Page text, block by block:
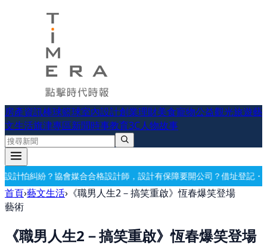
房產資訊棒球籃球室內設計創業理財美食寵物公益觀光旅遊藝
文生活旗津專區新聞時事教育3C人物故事
設計師，設計有保障要開公司？借址登記・公司設立・工商登記一次
首頁›藝文生活› 《職男人生2－搞笑重啟》恆春爆笑登場
藝術
《職男人生2－搞笑重啟》恆春爆笑登場